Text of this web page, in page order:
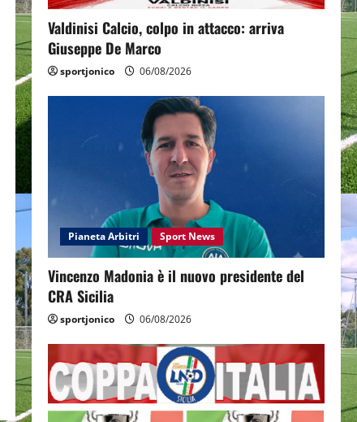
Valdinisi Calcio, colpo in attacco: arriva
Giuseppe De Marco
sportjonico 06/08/2026
Pianeta Arbitri Sport News
Vincenzo Madonia è il nuovo presidente del
CRA Sicilia
sportjonico 06/08/2026